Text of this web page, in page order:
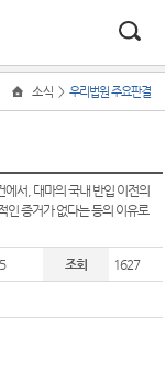
소식 > 우리법원 주요판결
서, 대마의 국내 반입 이전의
인 증거가 없다는 등의 이유로
조회 1627